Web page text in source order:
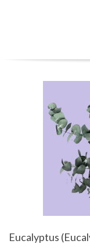
Eucalyptus